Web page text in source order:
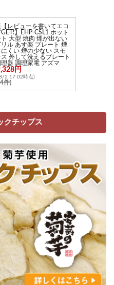
【レビューを書いてエコ
】EHP-CSL1 ホット
ト 大型 焼肉 煙が出ない
リル あす楽 プレート 煙
くい 煙の少ない スモ
外して洗えるプレート
器 調理家電 アズマ
円
2 17:02時点)
件)
クチップス